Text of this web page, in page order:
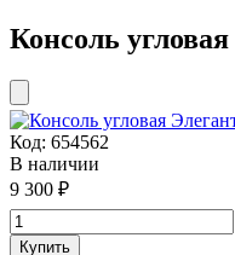
Консоль
Код: 654562
В наличии
9 300 ₽